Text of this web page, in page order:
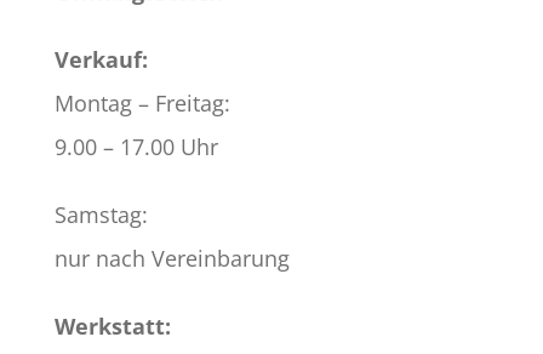
Verkauf:
Montag – Freitag:
9.00 – 17.00 Uhr
Samstag:
nur nach Vereinbarung
Werkstatt: